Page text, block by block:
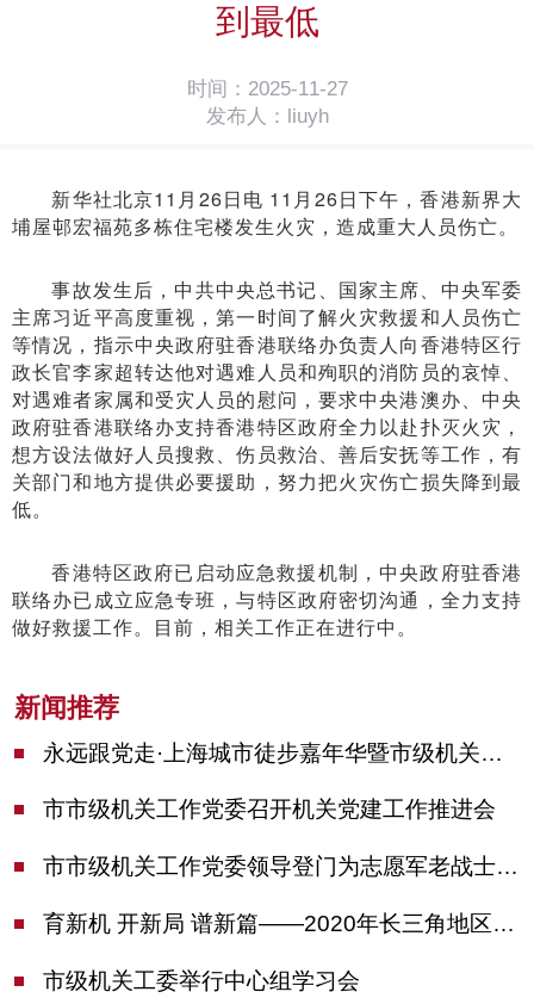
到最低
时间：2025-11-27
发布人：liuyh
新华社北京11月26日电 11月26日下午，香港新界大
埔屋邨宏福苑多栋住宅楼发生火灾，造成重大人员伤亡。
事故发生后，中共中央总书记、国家主席、中央军委
主席习近平高度重视，第一时间了解火灾救援和人员伤亡
等情况，指示中央政府驻香港联络办负责人向香港特区行
政长官李家超转达他对遇难人员和殉职的消防员的哀悼、
对遇难者家属和受灾人员的慰问，要求中央港澳办、中央
政府驻香港联络办支持香港特区政府全力以赴扑灭火灾，
想方设法做好人员搜救、伤员救治、善后安抚等工作，有
关部门和地方提供必要援助，努力把火灾伤亡损失降到最
低。
香港特区政府已启动应急救援机制，中央政府驻香港
联络办已成立应急专班，与特区政府密切沟通，全力支持
做好救援工作。目前，相关工作正在进行中。
新闻推荐
永远跟党走·上海城市徒步嘉年华暨市级机关运动会开幕
市市级机关工作党委召开机关党建工作推进会
市市级机关工作党委领导登门为志愿军老战士佩戴纪念章
育新机 开新局 谱新篇——2020年长三角地区机关党建工作研讨会在南京召开
市级机关工委举行中心组学习会